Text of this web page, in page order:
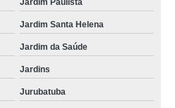
Jardim Paulista
Jardim Santa Helena
Jardim da Saúde
Jardins
Jurubatuba